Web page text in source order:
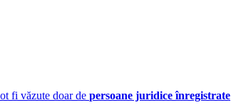
fi văzute doar de persoane juridice înregistrate